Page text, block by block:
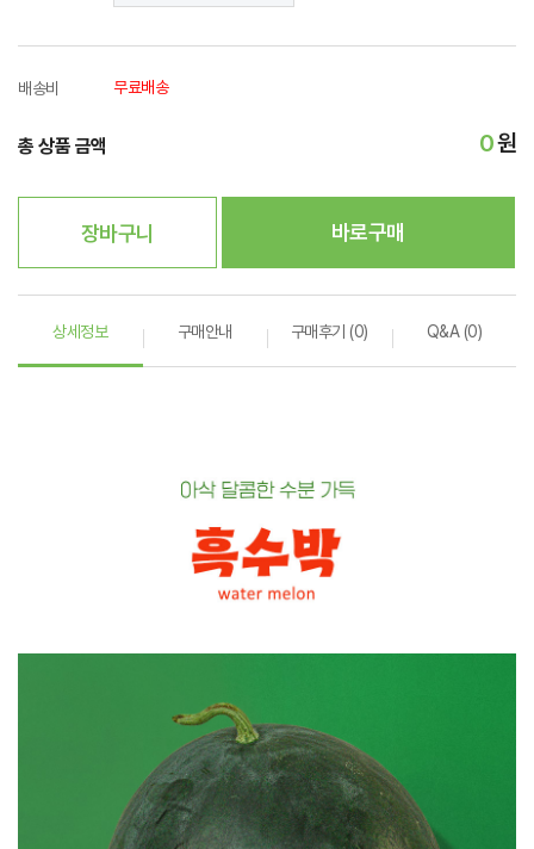
배송비 무료배송
총 상품 금액 0원
장바구니 바로구매
상세정보 구매안내 구매후기 (0) Q&A (0)